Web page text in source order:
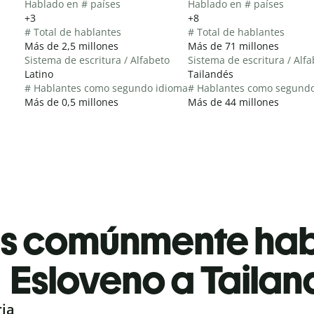
Hablado en # países
+3
# Total de hablantes
Más de 2,5 millones
Sistema de escritura / Alfabeto
Latino
# Hablantes como segundo idioma
Más de 0,5 millones
Hablado en # países
+8
# Total de hablantes
Más de 71 millones
Sistema de escritura /
Tailandés
# Hablantes como
Más de 44 millones
comúnmente
Esloveno a